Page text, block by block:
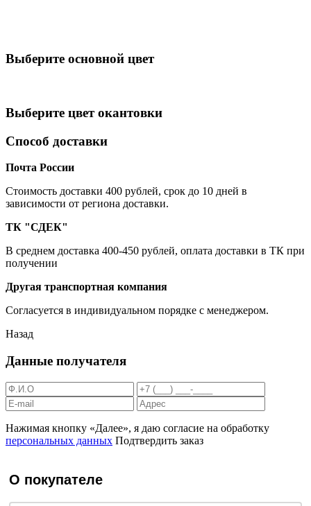
Выберите oсновной цвет
Выберите цвет окантовки
Способ доставки
Почта России
Cтоимость доставки 400 рублей, срок до 10 дней в
зависимости от региона доставки.
ТК "СДЕК"
В среднем доставка 400-450 рублей, оплата доставки в ТК при
получении
Другая транспортная компания
Согласуется в индивидуальном порядке с менеджером.
Назад
Данные получателя
Нажимая кнопку «Далее», я даю согласие на обработку
персональных данных Подтвердить заказ
О покупателе